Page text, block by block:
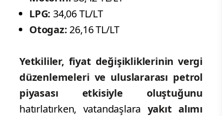
LPG: 34,06 TL/LT
Otogaz: 26,16 TL/LT
Yetkililer, fiyat değişikliklerinin vergi
düzenlemeleri ve uluslararası petrol
piyasası etkisiyle oluştuğunu
hatırlatırken, vatandaşlara yakıt alımı